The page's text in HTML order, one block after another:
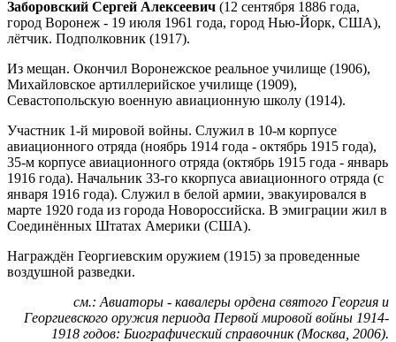
Заборовский Сергей Алексеевич (12 сентября 1886 года,
город Воронеж - 19 июля 1961 года, город Нью-Йорк, США),
лётчик. Подполковник (1917).
Из мещан. Окончил Воронежское реальное училище (1906),
Михайловское артиллерийское училище (1909),
Севастопольскую военную авиационную школу (1914).
Участник 1-й мировой войны. Служил в 10-м корпусе
авиационного отряда (ноябрь 1914 года - октябрь 1915 года),
35-м корпусе авиационного отряда (октябрь 1915 года - январь
1916 года). Начальник 33-го ккорпуса авиационного отряда (с
января 1916 года). Служил в белой армии, эвакуировался в
марте 1920 года из города Новороссийска. В эмиграции жил в
Соединённых Штатах Америки (США).
Награждён Георгиевским оружием (1915) за проведенные
воздушной разведки.
см.: Авиаторы - кавалеры ордена святого Георгия и
Георгиевского оружия периода Первой мировой войны 1914-
1918 годов: Биографический справочник (Москва, 2006).